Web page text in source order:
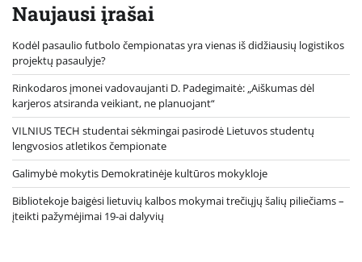
Naujausi įrašai
Kodėl pasaulio futbolo čempionatas yra vienas iš didžiausių logistikos
projektų pasaulyje?
Rinkodaros įmonei vadovaujanti D. Padegimaitė: „Aiškumas dėl
karjeros atsiranda veikiant, ne planuojant“
VILNIUS TECH studentai sėkmingai pasirodė Lietuvos studentų
lengvosios atletikos čempionate
Galimybė mokytis Demokratinėje kultūros mokykloje
Bibliotekoje baigėsi lietuvių kalbos mokymai trečiųjų šalių piliečiams –
įteikti pažymėjimai 19-ai dalyvių